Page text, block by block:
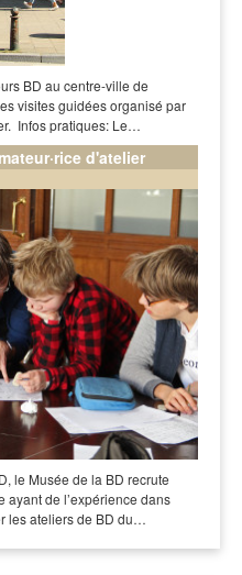
BD au centre-ville de
visites guidées organisé par
Infos pratiques: Le…
d'atelier
le Musée de la BD recrute
ayant de l’expérience dans
les ateliers de BD du…